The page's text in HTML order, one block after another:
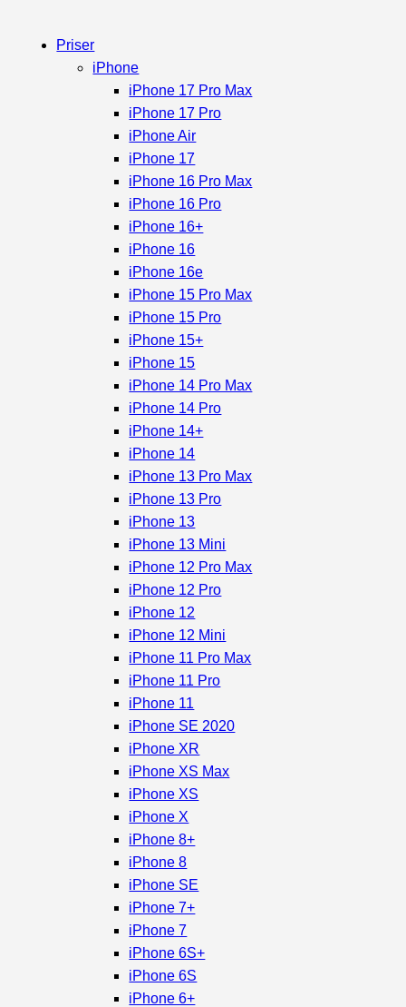
Priser
iPhone
iPhone 17 Pro Max
iPhone 17 Pro
iPhone Air
iPhone 17
iPhone 16 Pro Max
iPhone 16 Pro
iPhone 16+
iPhone 16
iPhone 16e
iPhone 15 Pro Max
iPhone 15 Pro
iPhone 15+
iPhone 15
iPhone 14 Pro Max
iPhone 14 Pro
iPhone 14+
iPhone 14
iPhone 13 Pro Max
iPhone 13 Pro
iPhone 13
iPhone 13 Mini
iPhone 12 Pro Max
iPhone 12 Pro
iPhone 12
iPhone 12 Mini
iPhone 11 Pro Max
iPhone 11 Pro
iPhone 11
iPhone SE 2020
iPhone XR
iPhone XS Max
iPhone XS
iPhone X
iPhone 8+
iPhone 8
iPhone SE
iPhone 7+
iPhone 7
iPhone 6S+
iPhone 6S
iPhone 6+